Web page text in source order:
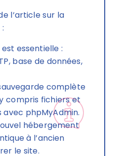
l’article sur la
essentielle :
base de données,
complète
compris fichiers et
avec phpMyAdmin.
hébergement
à l’ancien
le site.